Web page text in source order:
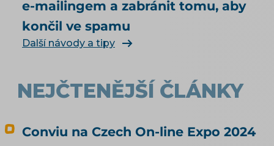
jiného, než měl? Jak vás má umělá inteligence
vůbec najít a doporučit, řeší téma SEO a UX pro
e-shop. Čím konkrétně naplnit produktová
e-mailingem a zabránit tomu, aby
končil ve spamu
Další návody a tipy
NEJČTENĚJŠÍ ČLÁNKY
Conviu na Czech On-line Expo 2024